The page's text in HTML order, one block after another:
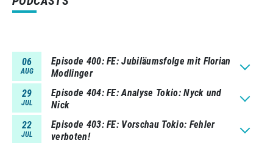
06
AUG
Episode 400 FE: Jubiläumsfolge mit Florian
Modlinger
29
JUL
Episode 404 FE: Analyse Tokio: Nyck und
Nick
22
JUL
Episode 403 FE: Vorschau Tokio: Fehler
verboten!